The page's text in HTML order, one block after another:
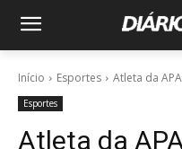
Início Esportes Atleta da
Esportes
Atleta da